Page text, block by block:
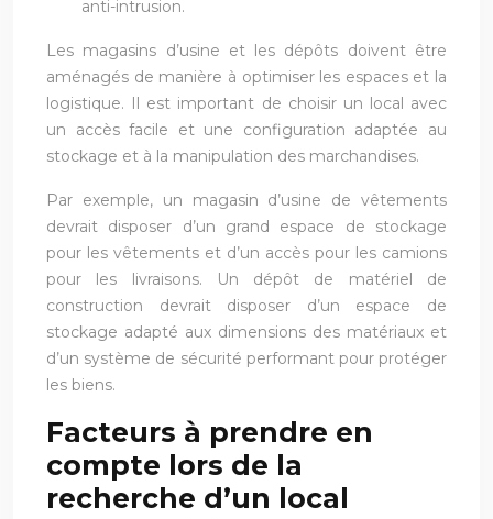
anti-intrusion.
Les magasins d’usine et les dépôts doivent être
aménagés de manière à optimiser les espaces et la
logistique. Il est important de choisir un local avec
un accès facile et une configuration adaptée au
stockage et à la manipulation des marchandises.
Par exemple, un magasin d’usine de vêtements
devrait disposer d’un grand espace de stockage
pour les vêtements et d’un accès pour les camions
pour les livraisons. Un dépôt de matériel de
construction devrait disposer d’un espace de
stockage adapté aux dimensions des matériaux et
d’un système de sécurité performant pour protéger
les biens.
Facteurs à prendre en
compte lors de la
recherche d’un local